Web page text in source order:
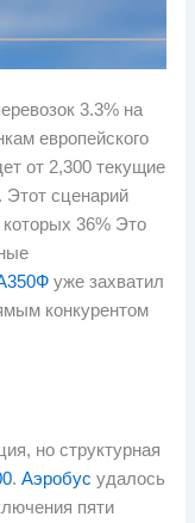
3.3% на
европейского
от 2,300 текущие
Этот сценарий
которых 36% Это
уже захватил
конкурентом
но структурная
.Аэробус удалось
пяти